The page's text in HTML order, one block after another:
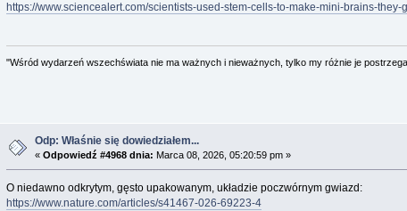
https://www.sciencealert.com/scientists-used-stem-cells-to-make-mini-brains-
"Wśród wydarzeń wszechświata nie ma ważnych i nieważnych, tylko my różnie je
Odp: Właśnie się dowiedziałem...
« Odpowiedź #4968 dnia: Marca 08, 2026, 05:20:59 pm »
O niedawno odkrytym, gęsto upakowanym, układzie poczwórnym gwiazd:
https://www.nature.com/articles/s41467-026-69223-4